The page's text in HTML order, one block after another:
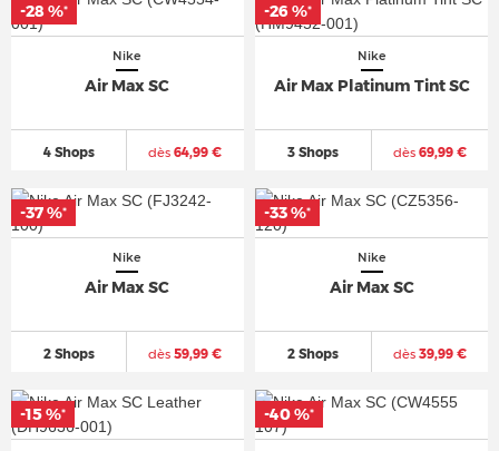
Nike
Air Max SC
4 Shops dès 64,99 €
-28 %*
Nike
Air Max Platinum Tint SC
3 Shops dès69,99 €
-26 %*
Nike
Air Max SC
2 Shops dès 59,99 €
-37 %*
Nike
Air Max SC
2 Shops dès39,99 €
-33 %*
-15 %* -40 %*